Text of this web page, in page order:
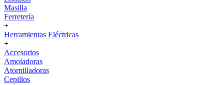
Masilla
Ferretería
+
Herramientas Eléctricas
+
Accesorios
Amoladoras
Atornilladoras
Cepillos